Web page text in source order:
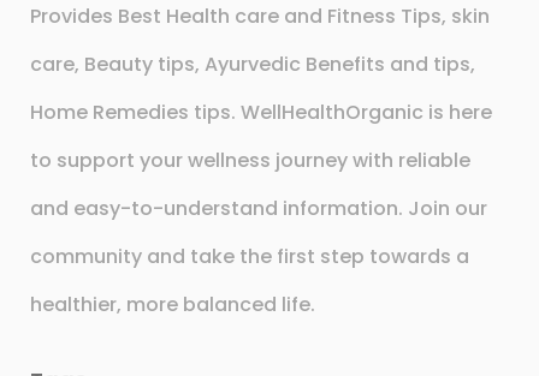
Provides Best Health care and Fitness Tips, skin
care, Beauty tips, Ayurvedic Benefits and tips,
Home Remedies tips. WellHealthOrganic is here
to support your wellness journey with reliable
and easy-to-understand information. Join our
community and take the first step towards a
healthier, more balanced life.